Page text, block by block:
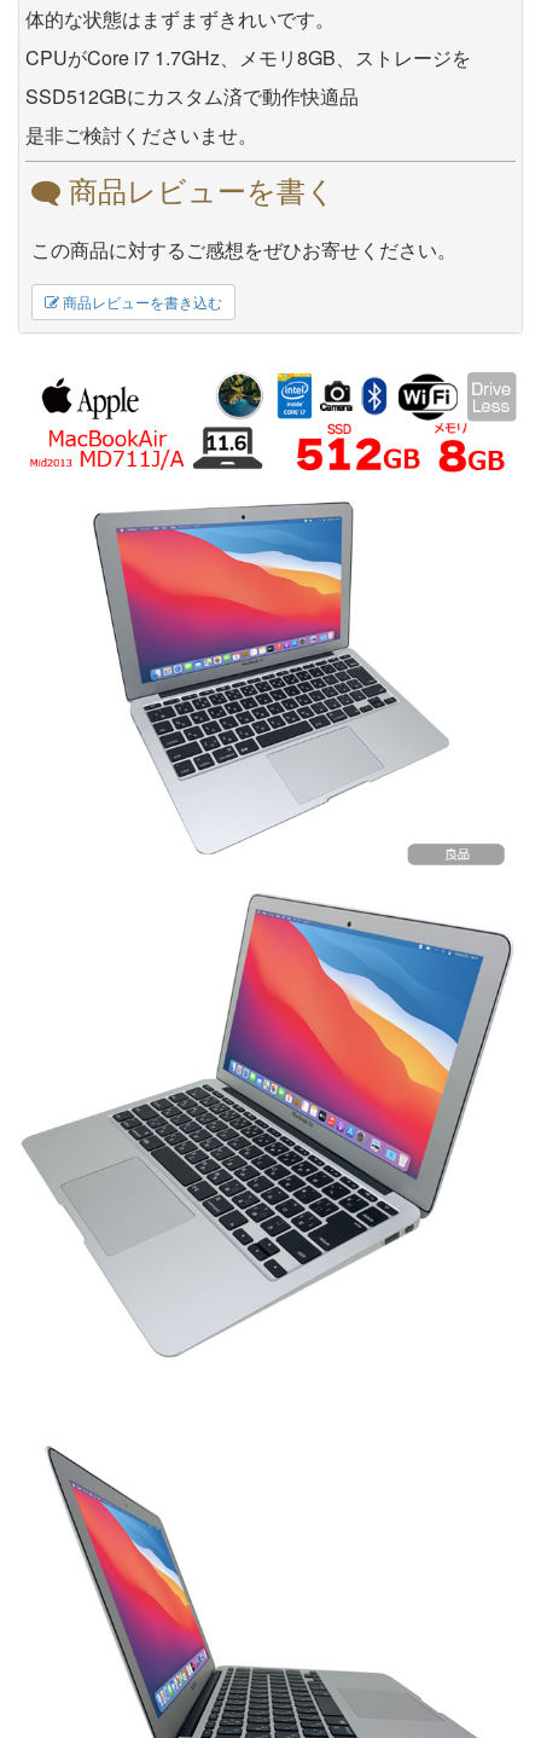
体的な状態はまずまずきれいです。
CPUがCore i7 1.7GHz、メモリ8GB、ストレージを
SSD512GBにカスタム済で動作快適品
是非ご検討くださいませ。
商品レビューを書く
この商品に対するご感想をぜひお寄せください。
商品レビューを書き込む